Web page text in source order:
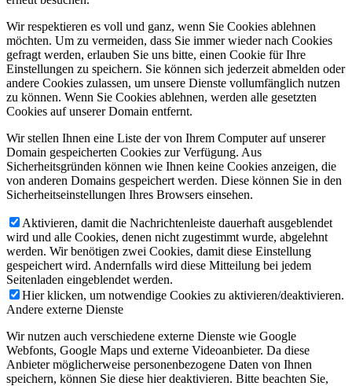
Wir respektieren es voll und ganz, wenn Sie Cookies ablehnen
möchten. Um zu vermeiden, dass Sie immer wieder nach Cookies
gefragt werden, erlauben Sie uns bitte, einen Cookie für Ihre
Einstellungen zu speichern. Sie können sich jederzeit abmelden oder
andere Cookies zulassen, um unsere Dienste vollumfänglich nutzen
zu können. Wenn Sie Cookies ablehnen, werden alle gesetzten
Cookies auf unserer Domain entfernt.
Wir stellen Ihnen eine Liste der von Ihrem Computer auf unserer
Domain gespeicherten Cookies zur Verfügung. Aus
Sicherheitsgründen können wie Ihnen keine Cookies anzeigen, die
von anderen Domains gespeichert werden. Diese können Sie in den
Sicherheitseinstellungen Ihres Browsers einsehen.
Aktivieren, damit die Nachrichtenleiste dauerhaft ausgeblendet
wird und alle Cookies, denen nicht zugestimmt wurde, abgelehnt
werden. Wir benötigen zwei Cookies, damit diese Einstellung
gespeichert wird. Andernfalls wird diese Mitteilung bei jedem
Seitenladen eingeblendet werden.
Hier klicken, um notwendige Cookies zu aktivieren/deaktivieren.
Andere externe Dienste
Wir nutzen auch verschiedene externe Dienste wie Google
Webfonts, Google Maps und externe Videoanbieter. Da diese
Anbieter möglicherweise personenbezogene Daten von Ihnen
speichern, können Sie diese hier deaktivieren. Bitte beachten Sie,